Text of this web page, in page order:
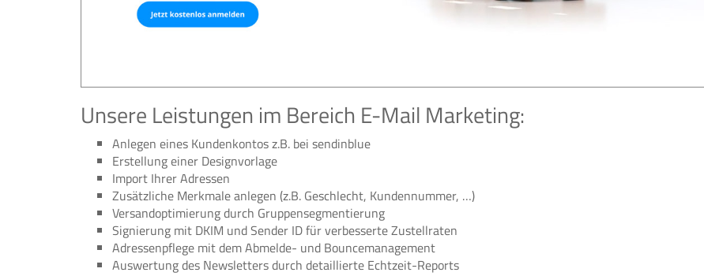
Unsere Leistungen im Bereich E-Mail Marketing:
Anlegen eines Kundenkontos z.B. bei sendinblue
Erstellung einer Designvorlage
Import Ihrer Adressen
Zusätzliche Merkmale anlegen (z.B. Geschlecht, Kundennummer, …)
Versandoptimierung durch Gruppensegmentierung
Signierung mit DKIM und Sender ID für verbesserte Zustellraten
Adressenpflege mit dem Abmelde- und Bouncemanagement
Auswertung des Newsletters durch detaillierte Echtzeit-Reports